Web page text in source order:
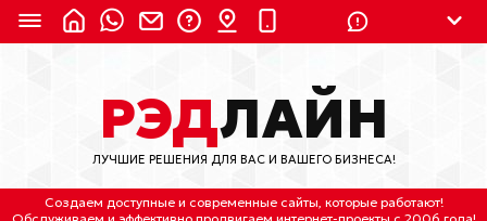
8 (800) 550-9899 (с 2:30 до 11:30 по
Мск)
Бесплатно по России
РЭДЛАЙН
ЛУЧШИЕ РЕШЕНИЯ ДЛЯ ВАС И ВАШЕГО БИЗНЕСА!
Создаем доступные и современные сайты, которые работают!